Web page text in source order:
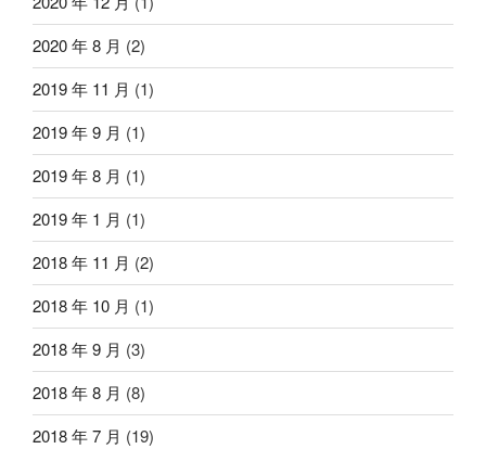
2020 年 8 月 (2)
2019 年 11 月 (1)
2019 年 9 月 (1)
2019 年 8 月 (1)
2019 年 1 月 (1)
2018 年 11 月 (2)
2018 年 10 月 (1)
2018 年 9 月 (3)
2018 年 8 月 (8)
2018 年 7 月 (19)